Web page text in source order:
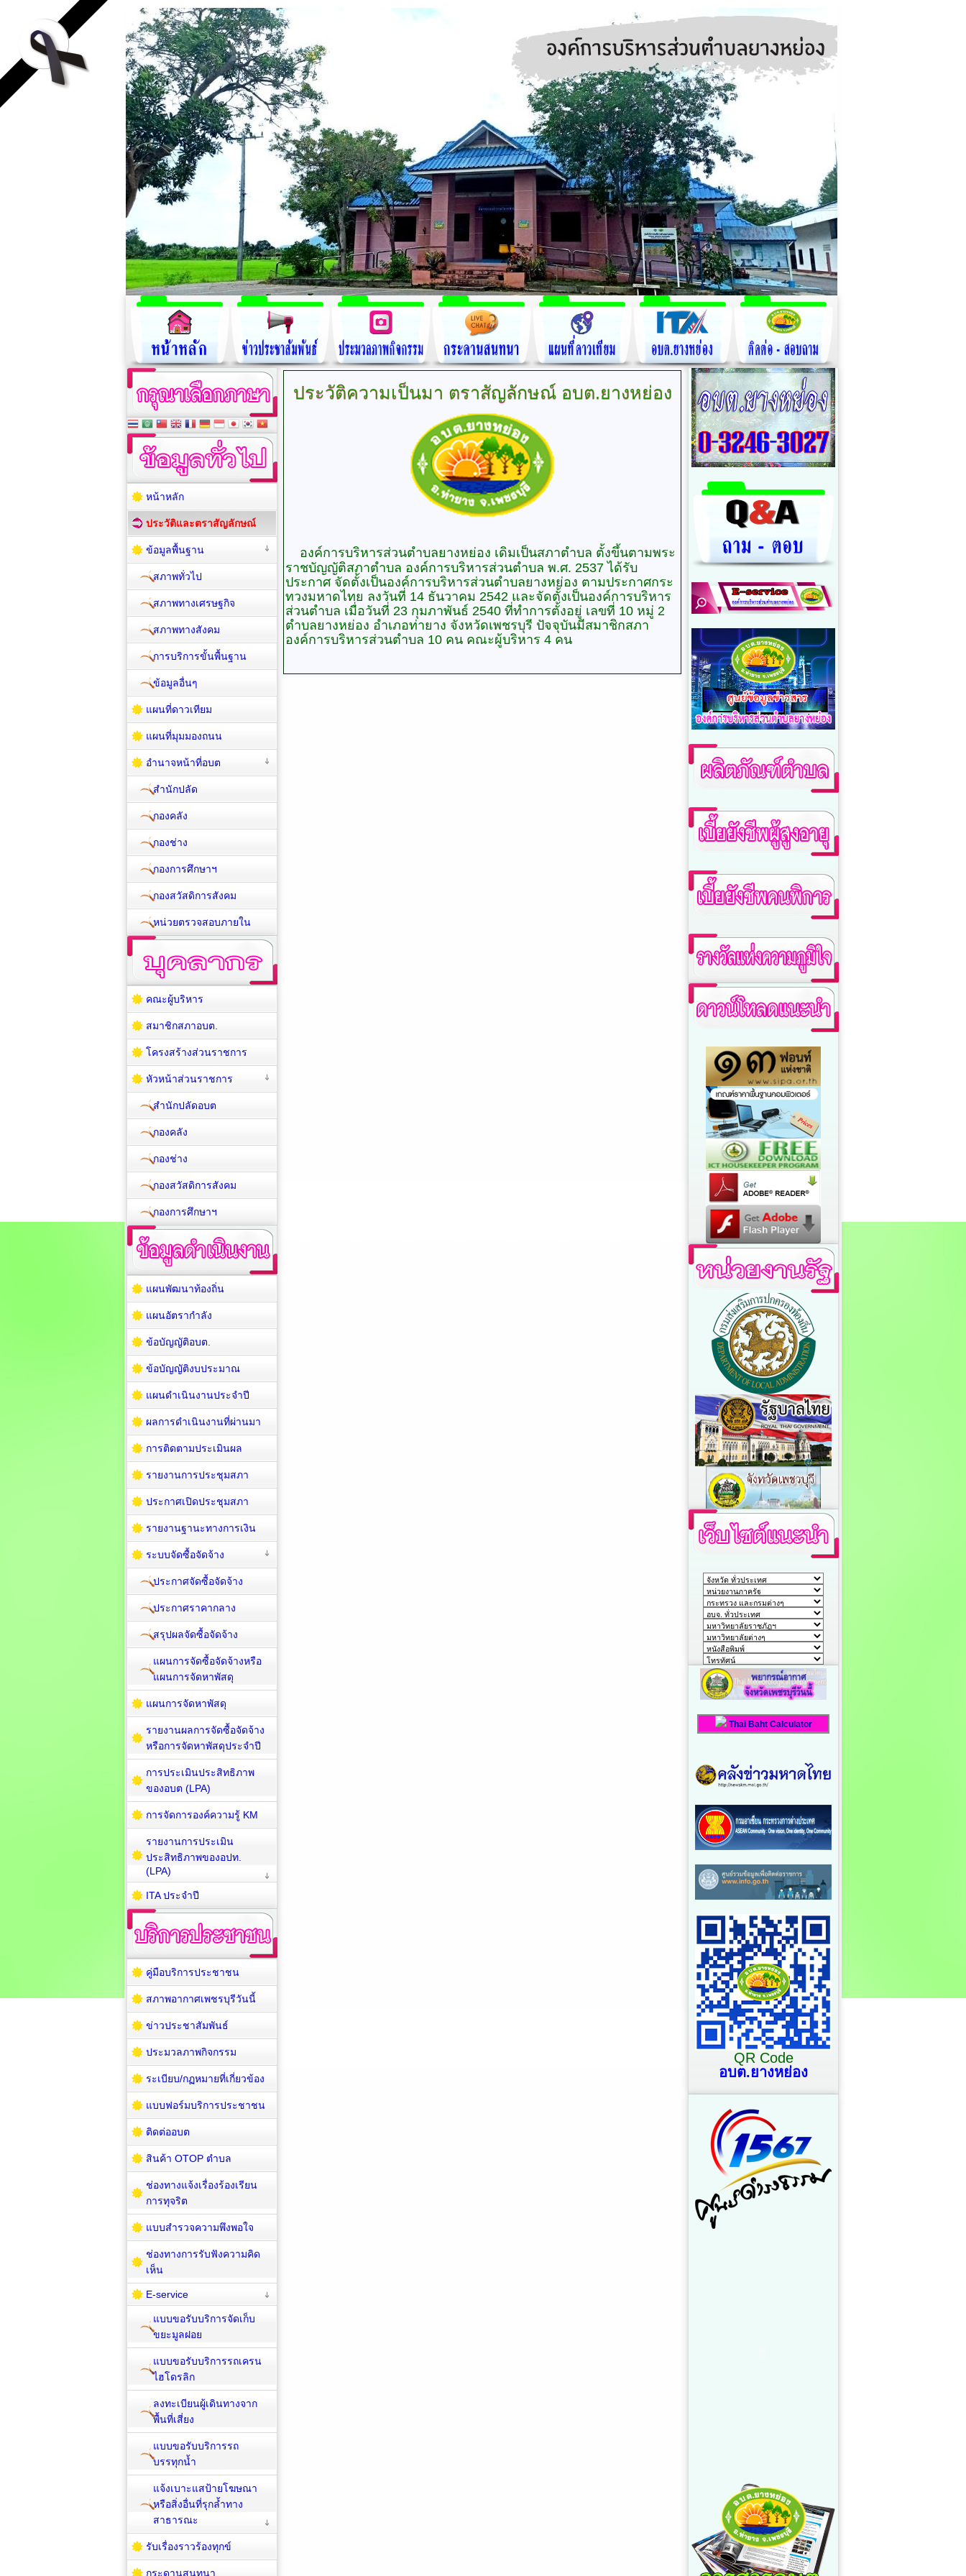
ประวัติความเป็นมา ตราสัญลักษณ์ อบต.ยางหย่อง
องค์การบริหารส่วนตำบลยางหย่อง เดิมเป็นสภาตำบล ตั้งขึ้นตามพระ
ราชบัญญัติสภาตำบล องค์การบริหารส่วนตำบล พ.ศ. 2537 ได้รับ
ประกาศ จัดตั้งเป็นองค์การบริหารส่วนตำบลยางหย่อง ตามประกาศกระ
ทวงมหาดไทย ลงวันที่ 14 ธันวาคม 2542 และจัดตั้งเป็นองค์การบริหาร
ส่วนตำบล เมื่อวันที่ 23 กุมภาพันธ์ 2540 ที่ทำการตั้งอยู่ เลขที่ 10 หมู่ 2
ตำบลยางหย่อง อำเภอท่ายาง จังหวัดเพชรบุรี ปัจจุบันมีสมาชิกสภา
องค์การบริหารส่วนตำบล 10 คน คณะผู้บริหาร 4 คน
หน้าหลัก
ประวัติและตราสัญลักษณ์
ข้อมูลพื้นฐาน
สภาพทั่วไป
สภาพทางเศรษฐกิจ
สภาพทางสังคม
การบริการขั้นพื้นฐาน
ข้อมูลอื่นๆ
แผนที่ดาวเทียม
แผนที่มุมมองถนน
อำนาจหน้าที่อบต
สำนักปลัด
กองคลัง
กองช่าง
กองการศึกษาฯ
กองสวัสดิการสังคม
หน่วยตรวจสอบภายใน
คณะผู้บริหาร
สมาชิกสภาอบต.
โครงสร้างส่วนราชการ
หัวหน้าส่วนราชการ
สำนักปลัดอบต
กองคลัง
กองช่าง
กองสวัสดิการสังคม
กองการศึกษาฯ
แผนพัฒนาท้องถิ่น
แผนอัตรากำลัง
ข้อบัญญัติอบต.
ข้อบัญญัติงบประมาณ
แผนดำเนินงานประจำปี
ผลการดำเนินงานที่ผ่านมา
การติดตามประเมินผล
รายงานการประชุมสภา
ประกาศเปิดประชุมสภา
รายงานฐานะทางการเงิน
ระบบจัดซื้อจัดจ้าง
ประกาศจัดซื้อจัดจ้าง
ประกาศราคากลาง
สรุปผลจัดซื้อจัดจ้าง
แผนการจัดซื้อจัดจ้างหรือ
แผนการจัดหาพัสดุ
แผนการจัดหาพัสดุ
รายงานผลการจัดซื้อจัดจ้าง
หรือการจัดหาพัสดุประจำปี
การประเมินประสิทธิภาพ
ของอบต (LPA)
การจัดการองค์ความรู้ KM
รายงานการประเมิน
ประสิทธิภาพของอปท.
(LPA)
ITA ประจำปี
คู่มือบริการประชาชน
สภาพอากาศเพชรบุรีวันนี้
ข่าวประชาสัมพันธ์
ประมวลภาพกิจกรรม
ระเบียบ/กฏหมายที่เกี่ยวข้อง
แบบฟอร์มบริการประชาชน
ติดต่ออบต
สินค้า OTOP ตำบล
ช่องทางแจ้งเรื่องร้องเรียน
การทุจริต
แบบสำรวจความพึงพอใจ
ช่องทางการรับฟังความคิด
เห็น
E-service
แบบขอรับบริการจัดเก็บ
ขยะมูลฝอย
แบบขอรับบริการรถเครน
ไฮโดรลิก
ลงทะเบียนผู้เดินทางจาก
พื้นที่เสี่ยง
แบบขอรับบริการรถ
บรรทุกน้ำ
แจ้งเบาะแสป้ายโฆษณา
หรือสิ่งอื่นที่รุกล้ำทาง
สาธารณะ
รับเรื่องราวร้องทุกข์
กระดานสนทนา
Thai Baht Calculator
QR Code
อบต.ยางหย่อง